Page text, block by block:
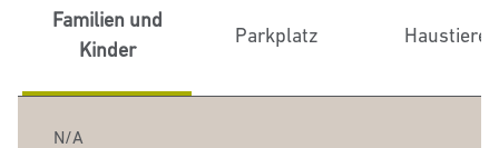
Familien und
Kinder
Parkplatz Haustiere
N/A